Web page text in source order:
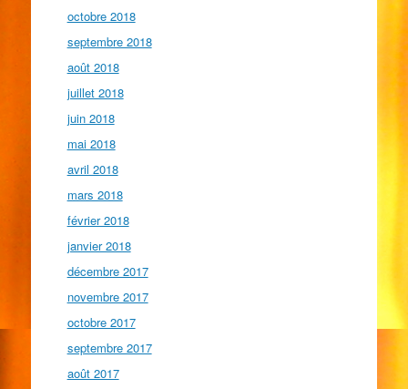
octobre 2018
septembre 2018
août 2018
juillet 2018
juin 2018
mai 2018
avril 2018
mars 2018
février 2018
janvier 2018
décembre 2017
novembre 2017
octobre 2017
septembre 2017
août 2017